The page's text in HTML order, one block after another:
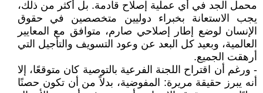
محمل الجد في أي عملية إصلاح قادمة. بل أكثر من ذلك،
يجب الاستعانة بخبراء دوليين متخصصين في حقوق
الإنسان لوضع إطار إصلاحي صارم، متوافق مع المعايير
العالمية، وبعيد كل البعد عن وعود التسويف والتأجيل التي
أرهقت الجميع.
- ورغم أن اقتراح اللجنة الفرعية بالتوصية كان متوقعًا، إلا
أنه يبرز حقيقة مريرة: المفوضية، بدلاً من أن تكون حصنًا